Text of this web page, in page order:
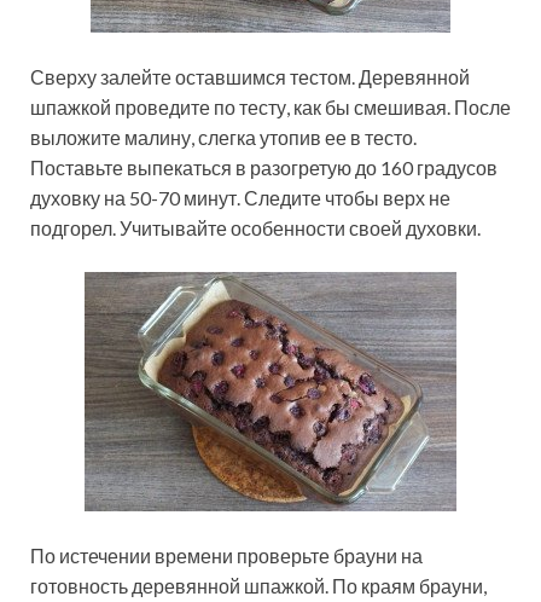
Сверху залейте оставшимся тестом. Деревянной
шпажкой проведите по тесту, как бы смешивая. После
выложите малину, слегка утопив ее в тесто.
Поставьте выпекаться в разогретую до 160 градусов
духовку на 50-70 минут. Следите чтобы верх не
подгорел. Учитывайте особенности своей духовки.
По истечении времени проверьте брауни на
готовность деревянной шпажкой. По краям брауни,